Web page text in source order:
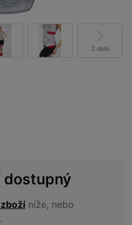
2 další
dostupný
níže, nebo
.